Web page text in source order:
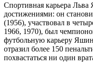
Спортивная карьера
достижениями: он
(1956), участвовал в
1966, 1970), был
футбольную карьеру
отразил более 150
похвастаться ни один